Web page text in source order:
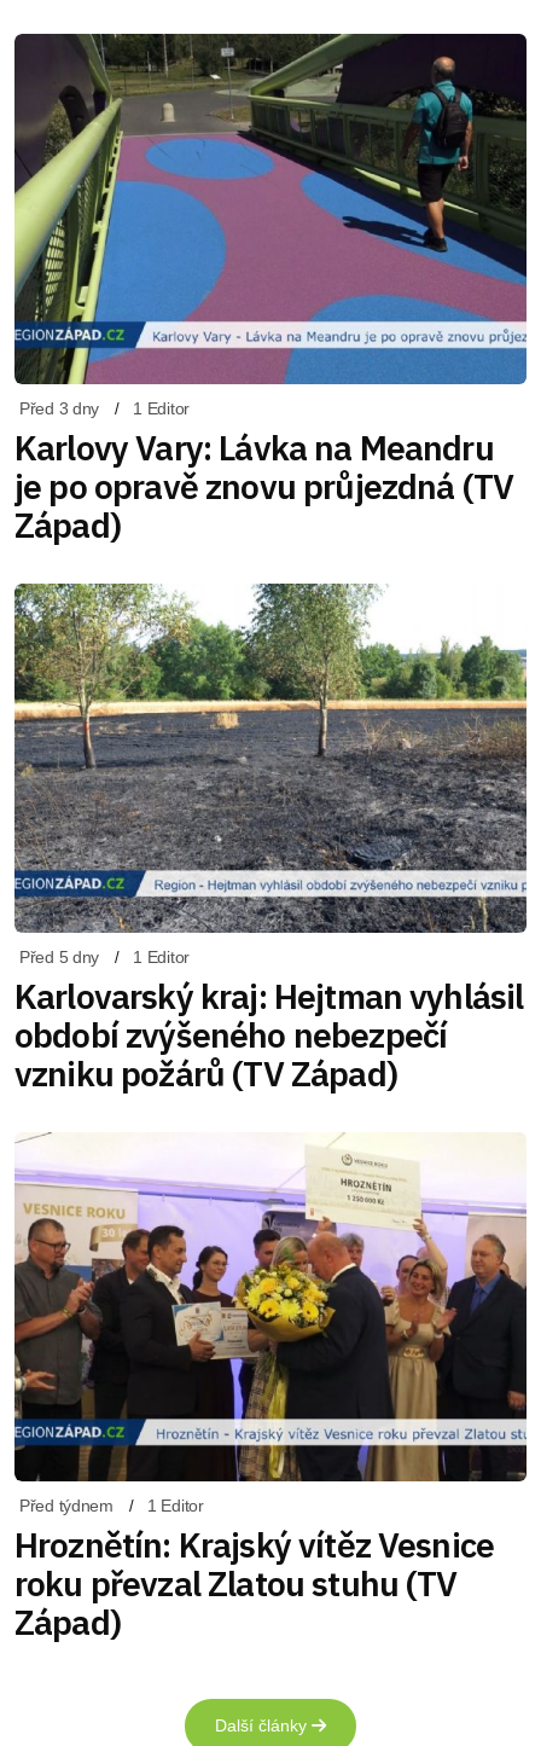
Před 3 dny 1 Editor
Karlovy Vary: Lávka na Meandru
je po opravě znovu průjezdná (TV
Západ)
Před 5 dny 1 Editor
Karlovarský kraj: Hejtman vyhlásil
období zvýšeného nebezpečí
vzniku požárů (TV Západ)
Před týdnem 1 Editor
Hroznětín: Krajský vítěz Vesnice
roku převzal Zlatou stuhu (TV
Západ)
Další články